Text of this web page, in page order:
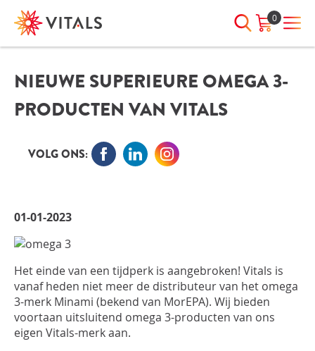
0
HEB JE VRAGEN?
We staan elke dag voor je klaar!
helpen, neem dan contact met
ons op:
INLOGGEN
Blijf ingelogd
INLOGGEN
NIEUWE SUPERIEURE OMEGA 3-
PRODUCTEN VAN VITALS
VOLG ONS:
01-01-2023
Het einde van een tijdperk is aangebroken! Vitals is
vanaf heden niet meer de distributeur van het omega
3-merk Minami (bekend van MorEPA). Wij bieden
voortaan uitsluitend omega 3-producten van ons
eigen Vitals-merk aan.